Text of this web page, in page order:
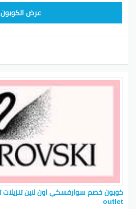
عرض الكوبون
outlet